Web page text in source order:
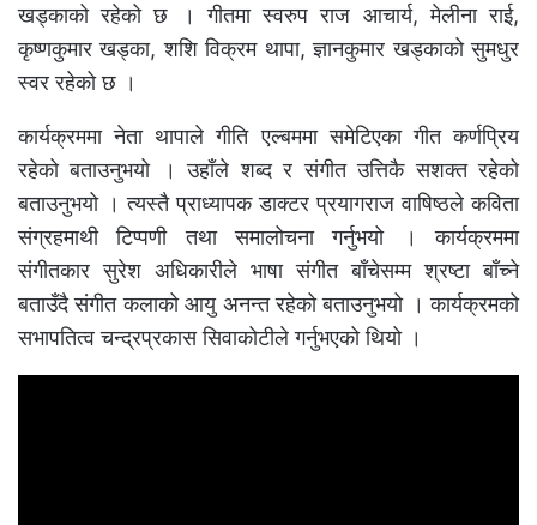
खड्काको रहेको छ । गीतमा स्वरुप राज आचार्य, मेलीना राई,
कृष्णकुमार खड्का, शशि विक्रम थापा, ज्ञानकुमार खड्काको सुमधुर
स्वर रहेको छ ।
कार्यक्रममा नेता थापाले गीति एल्बममा समेटिएका गीत कर्णप्रिय
रहेको बताउनुभयो । उहाँले शब्द र संगीत उत्तिकै सशक्त रहेको
बताउनुभयो । त्यस्तै प्राध्यापक डाक्टर प्रयागराज वाषिष्ठले कविता
संग्रहमाथी टिप्पणी तथा समालोचना गर्नुभयो । कार्यक्रममा
संगीतकार सुरेश अधिकारीले भाषा संगीत बाँचेसम्म श्रष्टा बाँच्ने
बताउँदै संगीत कलाको आयु अनन्त रहेको बताउनुभयो । कार्यक्रमको
सभापतित्व चन्द्रप्रकास सिवाकोटीले गर्नुभएको थियो ।